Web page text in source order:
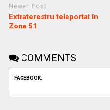
Newer Post
Extraterestru teleportat în
Zona 51
COMMENTS
FACEBOOK: